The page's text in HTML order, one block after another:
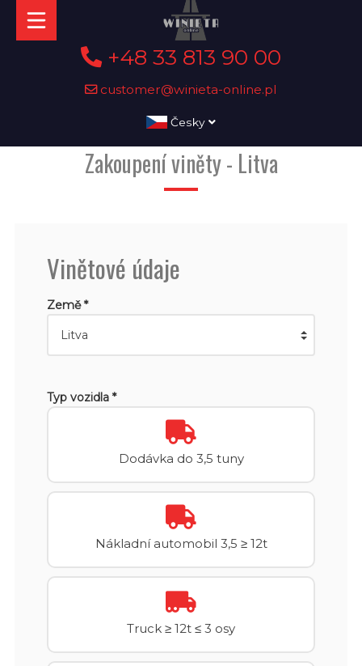
+48 33 813 90 00
customer@winieta-online.pl
Česky
Zakoupení viněty - Litva
Vinětové údaje
Země *
Typ vozidla *
Dodávka do 3,5 tuny
Nákladní automobil 3,5 ≥ 12t
Truck ≥ 12t ≤ 3 osy